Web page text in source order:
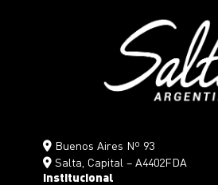
Buenos Aires Nº 93
Salta, Capital – A4402FDA
Institucional